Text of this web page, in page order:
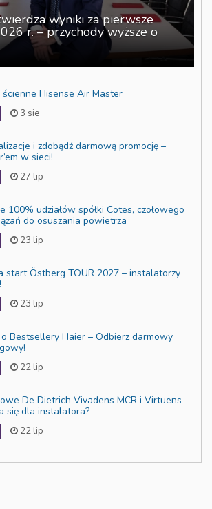
wyniki za pierwsze
r. – przychody wyższe o
Hisense Air Master
3 sie
i zdobądź darmową promocję –
w sieci!
27 lip
100% udziałów spółki Cotes, czołowego
do osuszania powietrza
23 lip
start Östberg TOUR 2027 – instalatorzy
23 lip
Bestsellery Haier – Odbierz darmowy
22 lip
De Dietrich Vivadens MCR i Virtuens
się dla instalatora?
22 lip